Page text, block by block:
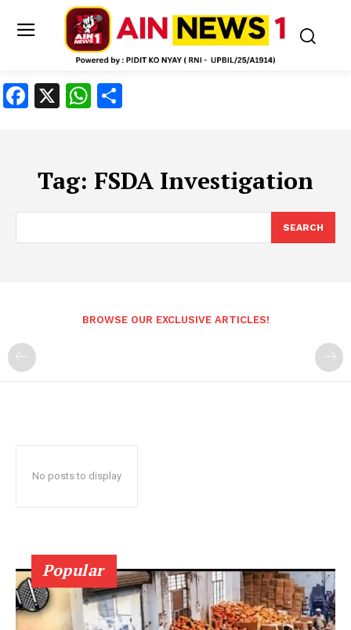
Facebook
X WhatsApp
Tag: FSDA Investigation
SEARCH
BROWSE OUR EXCLUSIVE ARTICLES!
No posts to display
Popular